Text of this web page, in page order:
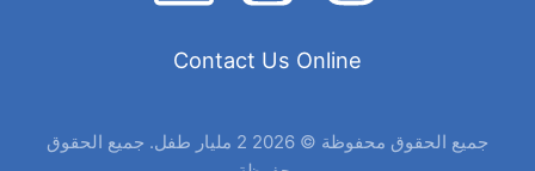
Contact Us Online
جميع الحقوق محفوظة © 2026 2 مليار طفل. جميع الحقوق